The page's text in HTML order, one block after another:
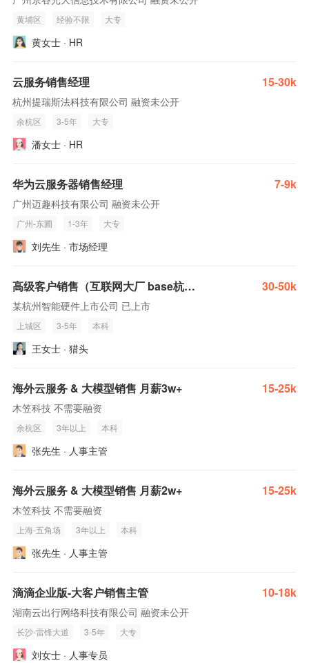
黄埔区 经验不限 大专
黄女士 · HR
云服务销售经理 15-30k
杭州提瑞斯法科技有限公司 融资未公开
余杭区 3-5年 大专
潘女士 · HR
华为云服务器销售经理 7-9k
广州迈趣科技有限公司 融资未公开
广州-东圃 1-3年 大专
刘先生 · 市场经理
高级客户销售（互联网大厂 base杭州，北京和深圳，熟悉智能硬件、IoT云服务业务，年薪30-60） 30-50k
某杭州智能硬件上市公司 已上市
上城区 3-5年 本科
王女士 · 猎头
海外云服务 & 大模型销售 月薪3w+ 15-25k
木笠科技 不需要融资
余杭区 3年以上 本科
张先生 · 人事主管
海外云服务 & 大模型销售 月薪2w+ 15-25k
木笠科技 不需要融资
上海-五角场 3年以上 本科
张先生 · 人事主管
滴滴企业版-大客户销售主管 10-18k
湖南云出行网络科技有限公司 融资未公开
长沙-雷锋大道 3-5年 大专
刘女士 · 人事专员